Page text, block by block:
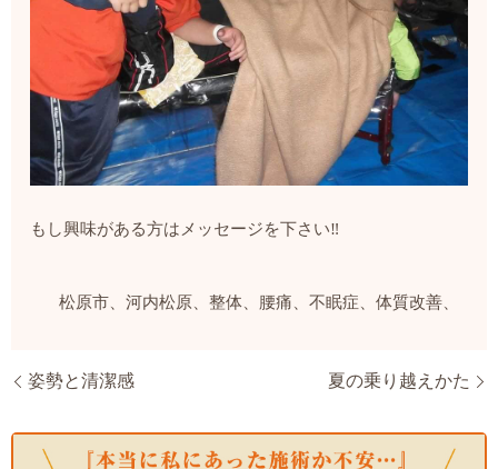
もし興味がある方はメッセージを下さい‼️
松原市、河内松原、整体、腰痛、不眠症、体質改善、
姿勢と清潔感 夏の乗り越えかた